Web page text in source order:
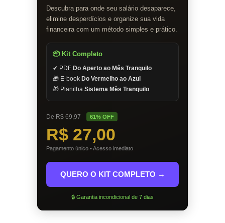
Descubra para onde seu salário desaparece,
elimine desperdícios e organize sua vida
financeira com um método simples e prático.
📦 Kit Completo
✔ PDF Do Aperto ao Mês Tranquilo
🎁 E-book Do Vermelho ao Azul
🎁 Planilha Sistema Mês Tranquilo
De R$ 69,97 61% OFF
R$ 27,00
Pagamento único • Acesso imediato
QUERO O KIT COMPLETO →
🔒 Garantia incondicional de 7 dias